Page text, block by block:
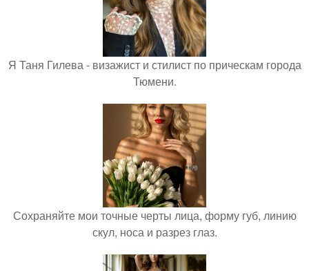
Я Таня Гилева - визажист и стилист по прическам города
Тюмени.
Сохраняйте мои точные черты лица, форму губ, линию
скул, носа и разрез глаз.